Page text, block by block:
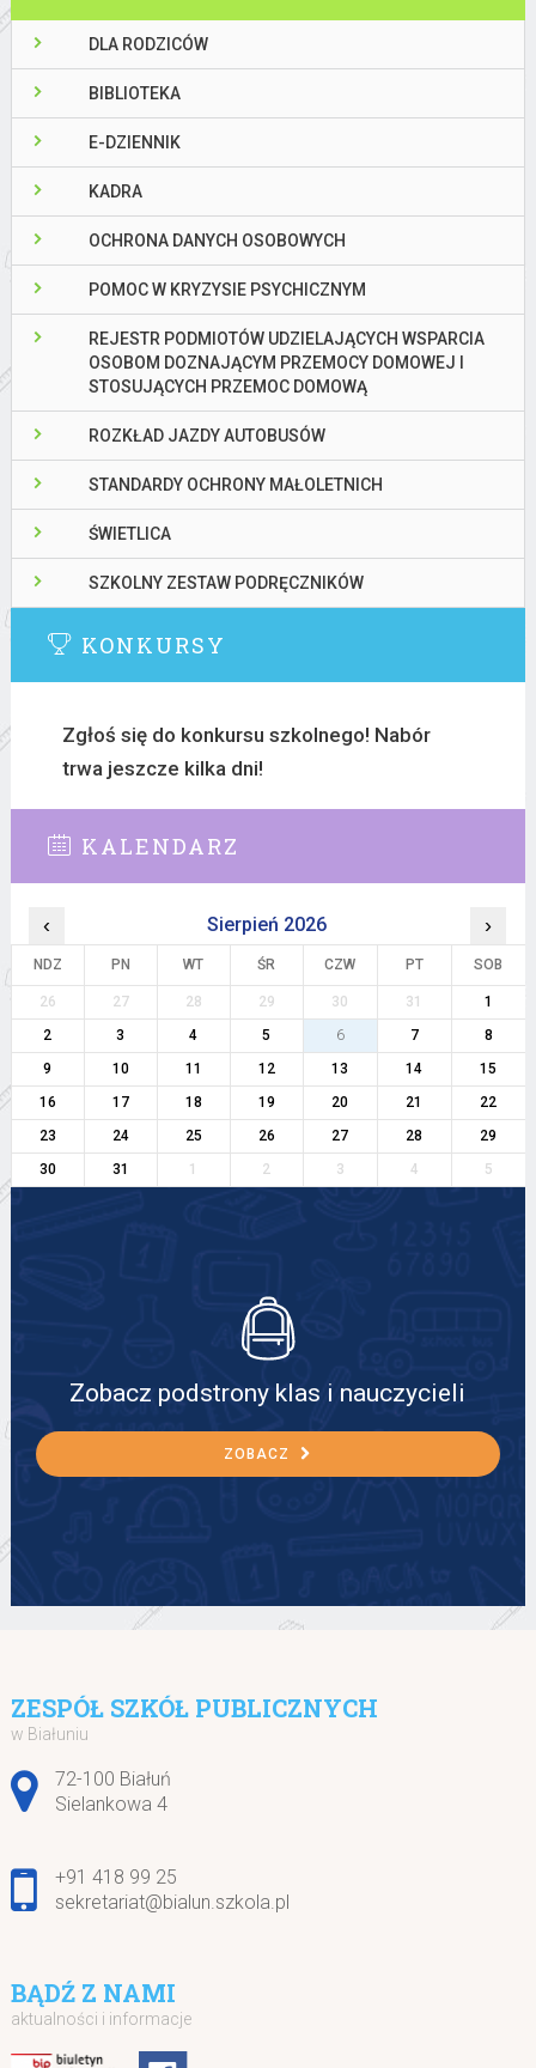
DLA RODZICÓW
BIBLIOTEKA
E-DZIENNIK
KADRA
OCHRONA DANYCH OSOBOWYCH
POMOC W KRYZYSIE PSYCHICZNYM
REJESTR PODMIOTÓW UDZIELAJĄCYCH WSPARCIA
OSOBOM DOZNAJĄCYM PRZEMOCY DOMOWEJ I
STOSUJĄCYCH PRZEMOC DOMOWĄ
ROZKŁAD JAZDY AUTOBUSÓW
STANDARDY OCHRONY MAŁOLETNICH
ŚWIETLICA
SZKOLNY ZESTAW PODRĘCZNIKÓW
KONKURSY
Zgłoś się do konkursu szkolnego! Nabór
trwa jeszcze kilka dni!
KALENDARZ
‹ Sierpień 2026 ›
NDZ PN WT ŚR CZW PT SOB
26 27 28 29 30 31
1
2
3 4 5 6 7
8
9
10 11 12 13 14
15
16
17 18 19 20 21
22
23
24 25 26 27 28
29
30
31 1 2 3 4 5
Zobacz podstrony klas i nauczycieli
ZOBACZ
ZESPÓŁ SZKÓŁ PUBLICZNYCH
w Białuniu
Adres pocztowy:
72-100 Białuń
Sielankowa 4
+91 418 99 25
sekretariat@bialun.szkola.pl
BĄDŹ Z NAMI
aktualności i informacje